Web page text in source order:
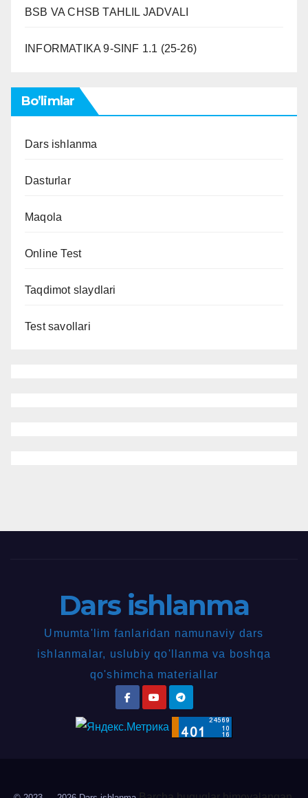
BSB VA CHSB TAHLIL JADVALI
INFORMATIKA 9-SINF 1.1 (25-26)
Bo’limlar
Dars ishlanma
Dasturlar
Maqola
Online Test
Taqdimot slaydlari
Test savollari
Dars ishlanma
Umumta'lim fanlaridan namunaviy dars
ishlanmalar, uslubiy qo'llanma va boshqa
qo'shimcha materiallar